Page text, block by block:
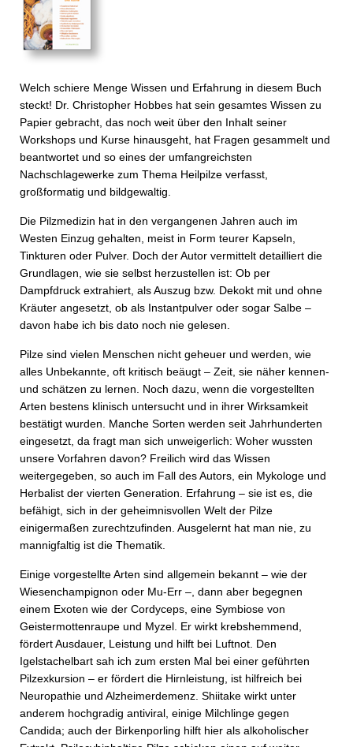
Welch schiere Menge Wissen und Erfahrung in diesem Buch
steckt! Dr. Christopher Hobbes hat sein gesamtes Wissen zu
Papier gebracht, das noch weit über den Inhalt seiner
Workshops und Kurse hinausgeht, hat Fragen gesammelt und
beantwortet und so eines der umfangreichsten
Nachschlagewerke zum Thema Heilpilze verfasst,
großformatig und bildgewaltig.
Die Pilzmedizin hat in den vergangenen Jahren auch im
Westen Einzug gehalten, meist in Form teurer Kapseln,
Tinkturen oder Pulver. Doch der Autor vermittelt detailliert die
Grundlagen, wie sie selbst herzustellen ist: Ob per
Dampfdruck extrahiert, als Auszug bzw. Dekokt mit und ohne
Kräuter angesetzt, ob als Instantpulver oder sogar Salbe –
davon habe ich bis dato noch nie gelesen.
Pilze sind vielen Menschen nicht geheuer und werden, wie
alles Unbekannte, oft kritisch beäugt – Zeit, sie näher kennen-
und schätzen zu lernen. Noch dazu, wenn die vorgestellten
Arten bestens klinisch untersucht und in ihrer Wirksamkeit
bestätigt wurden. Manche Sorten werden seit Jahrhunderten
eingesetzt, da fragt man sich unweigerlich: Woher wussten
unsere Vorfahren davon? Freilich wird das Wissen
weitergegeben, so auch im Fall des Autors, ein Mykologe und
Herbalist der vierten Generation. Erfahrung – sie ist es, die
befähigt, sich in der geheimnisvollen Welt der Pilze
einigermaßen zurechtzufinden. Ausgelernt hat man nie, zu
mannigfaltig ist die Thematik.
Einige vorgestellte Arten sind allgemein bekannt – wie der
Wiesenchampignon oder Mu-Err –, dann aber begegnen
einem Exoten wie der Cordyceps, eine Symbiose von
Geistermottenraupe und Myzel. Er wirkt krebshemmend,
fördert Ausdauer, Leistung und hilft bei Luftnot. Den
Igelstachelbart sah ich zum ersten Mal bei einer geführten
Pilzexkursion – er fördert die Hirnleistung, ist hilfreich bei
Neuropathie und Alzheimer­demenz. Shiitake wirkt unter
anderem hochgradig antiviral, einige Milchlinge gegen
Candida; auch der Birkenporling hilft hier als alkoholischer